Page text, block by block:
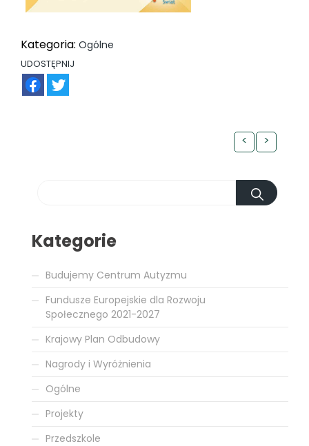
Kategoria: Ogólne
UDOSTĘPNIJ
< >
Kategorie
Budujemy Centrum Autyzmu
Fundusze Europejskie dla Rozwoju
Społecznego 2021-2027
Krajowy Plan Odbudowy
Nagrody i Wyróżnienia
Ogólne
Projekty
Przedszkole